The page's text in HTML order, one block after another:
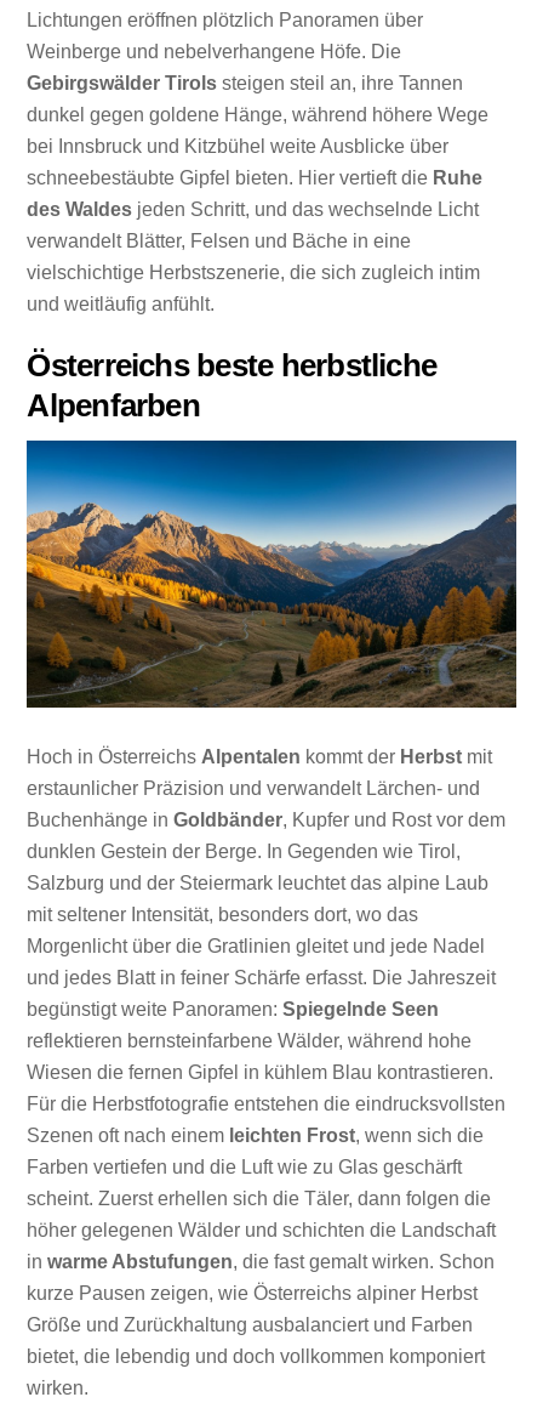
Lichtungen eröffnen plötzlich Panoramen über
Weinberge und nebelverhangene Höfe. Die
Gebirgswälder Tirols steigen steil an, ihre Tannen
dunkel gegen goldene Hänge, während höhere Wege
bei Innsbruck und Kitzbühel weite Ausblicke über
schneebestäubte Gipfel bieten. Hier vertieft die Ruhe
des Waldes jeden Schritt, und das wechselnde Licht
verwandelt Blätter, Felsen und Bäche in eine
vielschichtige Herbstszenerie, die sich zugleich intim
und weitläufig anfühlt.
Österreichs beste herbstliche
Alpenfarben
Hoch in ÖsterreichsAlpentalen kommt der Herbst mit
erstaunlicher Präzision und verwandelt Lärchen- und
Buchenhänge inGoldbänder, Kupfer und Rost vor dem
dunklen Gestein der Berge. In Gegenden wie Tirol,
Salzburg und der Steiermark leuchtet das alpine Laub
mit seltener Intensität, besonders dort, wo das
Morgenlicht über die Gratlinien gleitet und jede Nadel
und jedes Blatt in feiner Schärfe erfasst. Die Jahreszeit
begünstigt weite Panoramen:Spiegelnde Seen
reflektieren bernsteinfarbene Wälder, während hohe
Wiesen die fernen Gipfel in kühlem Blau kontrastieren.
Für die Herbstfotografie entstehen die eindrucksvollsten
Szenen oft nach einem leichten Frost, wenn sich die
Farben vertiefen und die Luft wie zu Glas geschärft
scheint. Zuerst erhellen sich die Täler, dann folgen die
höher gelegenen Wälder und schichten die Landschaft
inwarme Abstufungen, die fast gemalt wirken. Schon
kurze Pausen zeigen, wie Österreichs alpiner Herbst
Größe und Zurückhaltung ausbalanciert und Farben
bietet, die lebendig und doch vollkommen komponiert
wirken.